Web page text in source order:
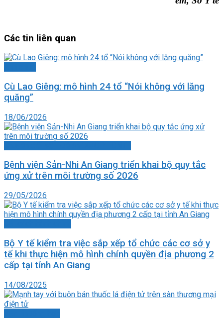
Các tin liên quan
Cù Lao Giêng: mô hình 24 tổ “Nói không với lăng
quăng”
18/06/2026
Bệnh viện Sản-Nhi An Giang triển khai bộ quy tắc
ứng xử trên môi trường số 2026
29/05/2026
Bộ Y tế kiểm tra việc sắp xếp tổ chức các cơ sở y
tế khi thực hiện mô hình chính quyền địa phương 2
cấp tại tỉnh An Giang
14/08/2025